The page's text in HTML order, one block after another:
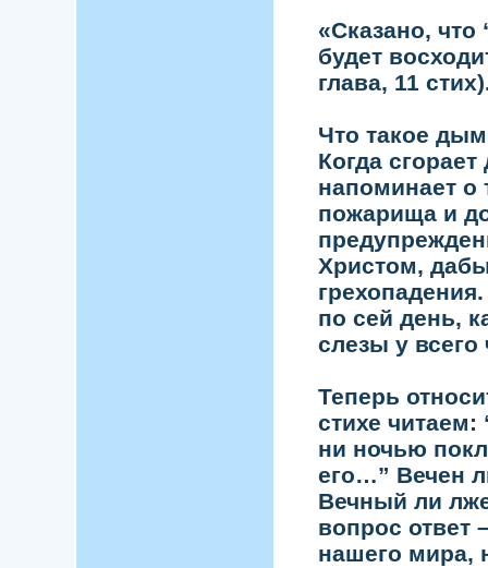
«Сказано,
будет
глава, 11
Что такое
Когда
напоминает о
пожарища и
Христом,
по сей день,
слезы у всего
Теперь
стихе
ни ночью
его…” Вечен
Вечный ли
вопрос ответ
нашего мира,